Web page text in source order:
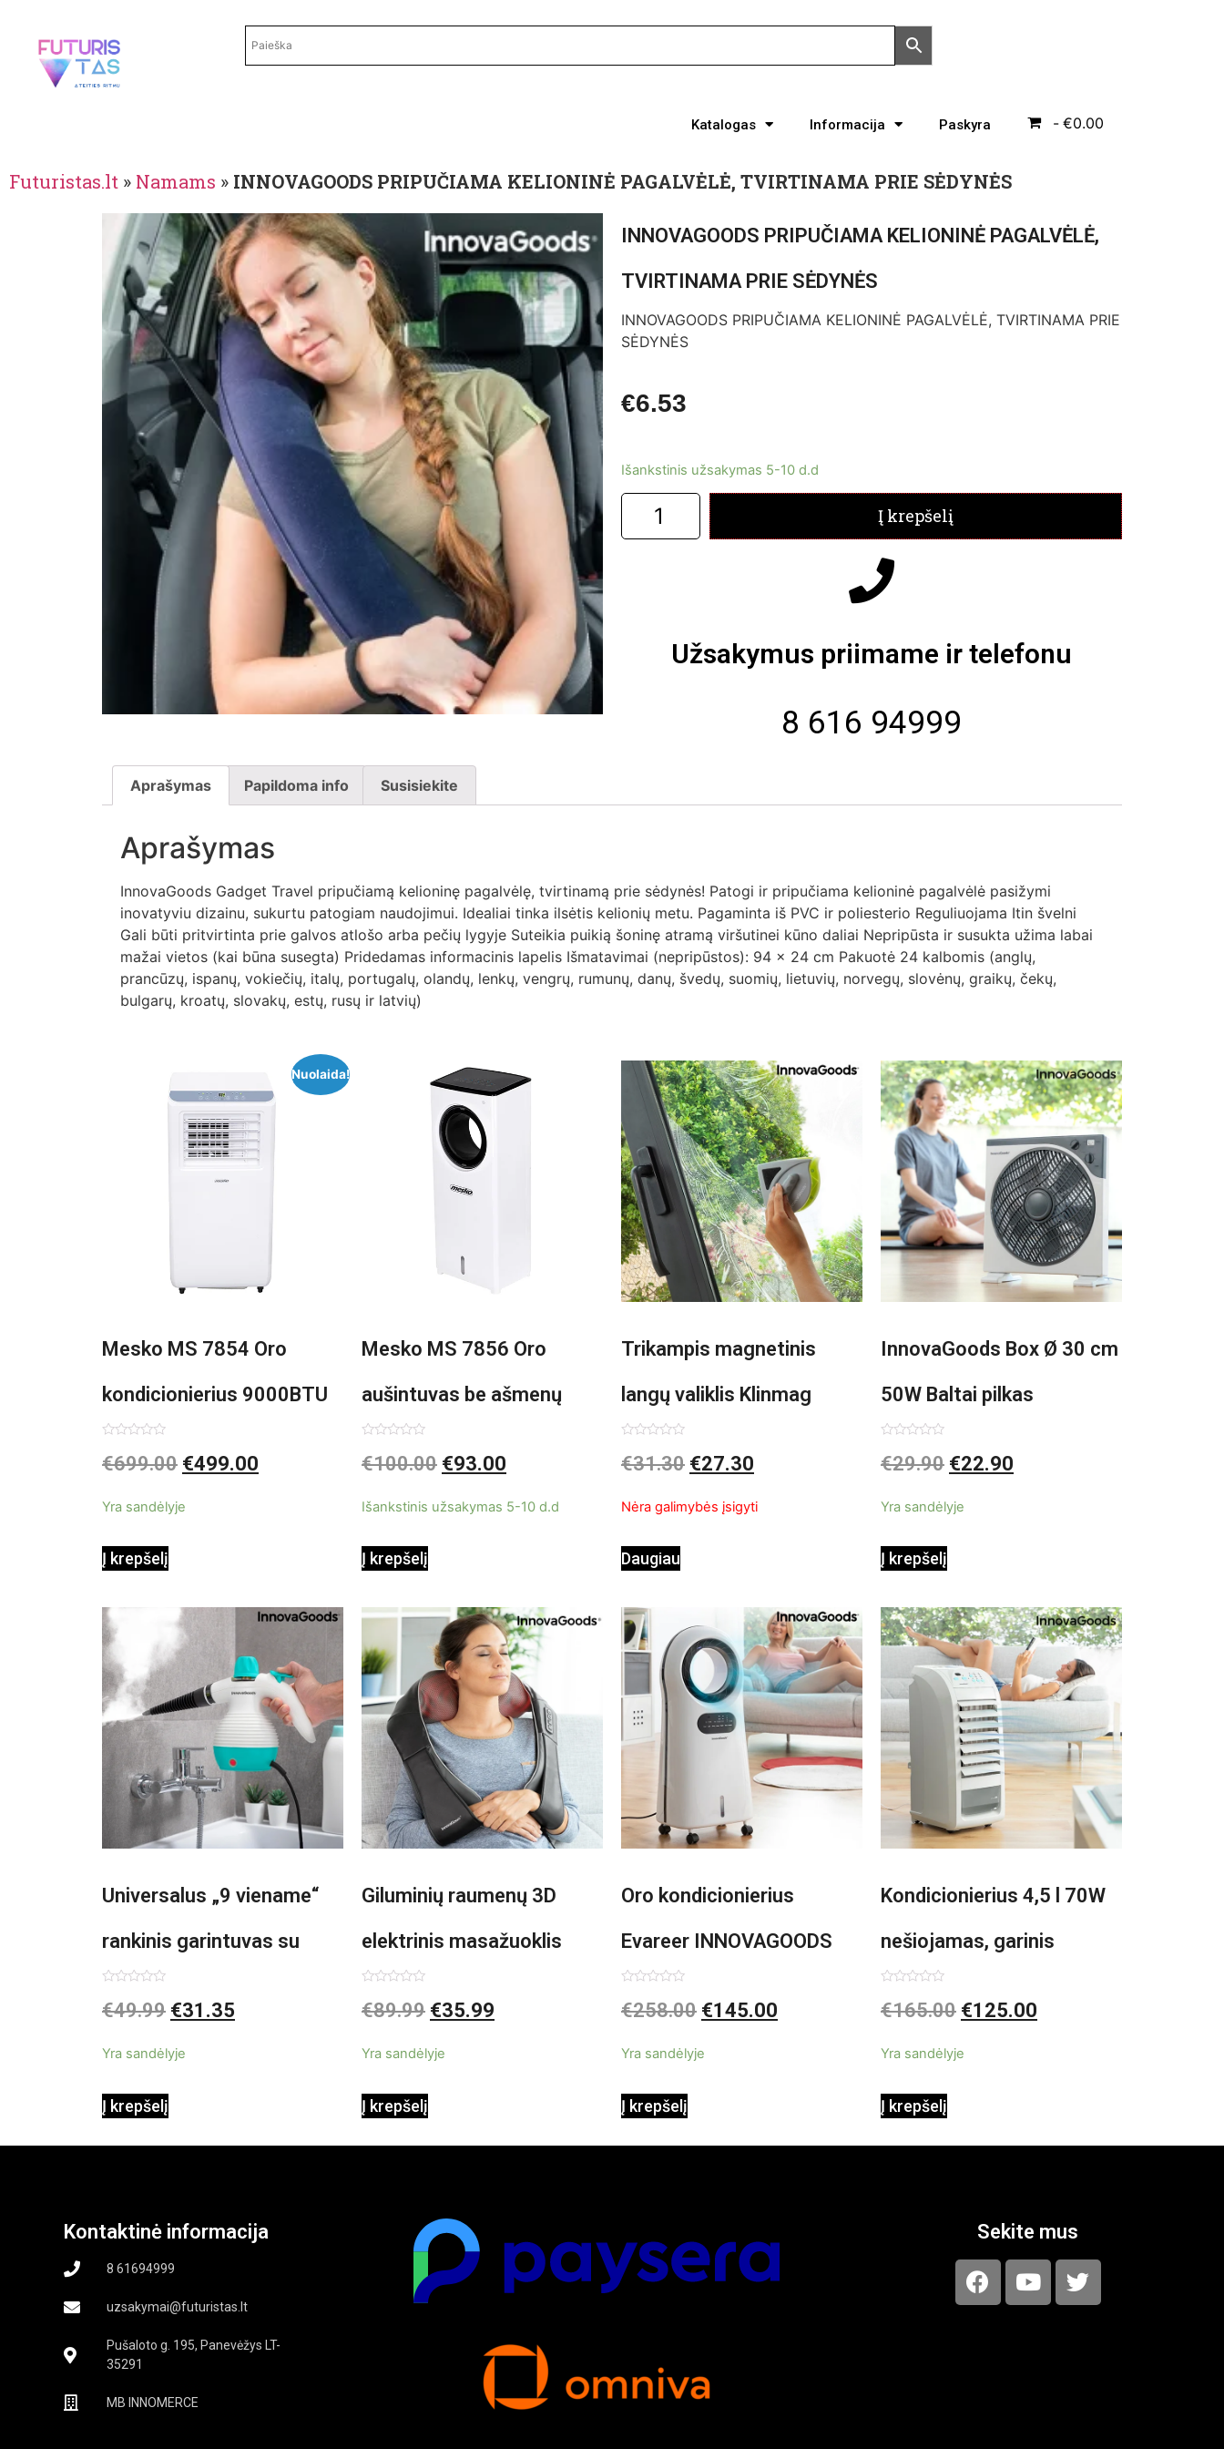
Katalogas Informacija Paskyra €0.00
Futuristas.lt » Namams » INNOVAGOODS PRIPUČIAMA KELIONINĖ PAGALVĖLĖ, TVIRTINAMA PRIE SĖDYNĖS
INNOVAGOODS PRIPUČIAMA KELIONINĖ PAGALVĖLĖ,
TVIRTINAMA PRIE SĖDYNĖS
INNOVAGOODS PRIPUČIAMA KELIONINĖ PAGALVĖLĖ, TVIRTINAMA PRIE
SĖDYNĖS
€6.53
Išankstinis užsakymas 5-10 d.d
Į krepšelį
Užsakymus priimame ir telefonu
8 616 94999
Aprašymas Papildoma info Susisiekite
Aprašymas
InnovaGoods Gadget Travel pripučiamą kelioninę pagalvėlę, tvirtinamą prie sėdynės! Patogi ir pripučiama kelioninė pagalvėlė pasižymi
inovatyviu dizainu, sukurtu patogiam naudojimui. Idealiai tinka ilsėtis kelionių metu. Pagaminta iš PVC ir poliesterio Reguliuojama Itin švelni
Gali būti pritvirtinta prie galvos atlošo arba pečių lygyje Suteikia puikią šoninę atramą viršutinei kūno daliai Nepripūsta ir susukta užima labai
mažai vietos (kai būna susegta) Pridedamas informacinis lapelis Išmatavimai (nepripūstos): 94 x 24 cm Pakuotė 24 kalbomis (anglų,
prancūzų, ispanų, vokiečių, italų, portugalų, olandų, lenkų, vengrų, rumunų, danų, švedų, suomių, lietuvių, norvegų, slovėnų, graikų, čekų,
bulgarų, kroatų, slovakų, estų, rusų ir latvių)
Nuolaida!
Mesko MS 7854 Oro
kondicionierius 9000BTU
0
iš
€699.00 €499.00
Yra sandėlyje
Į krepšelį
Mesko MS 7856 Oro
aušintuvas be ašmenų
3in1
0
iš
€100.00 €93.00
Išankstinis užsakymas 5-10 d.d
Į krepšelį
Trikampis magnetinis
langų valiklis Klinmag
InnovaGoods
0
iš
€31.30 €27.30
Nėra galimybės įsigyti
Daugiau
InnovaGoods Box Ø 30 cm
50W Baltai pilkas
pastatomas ventiliatorius
0
iš
€29.90 €22.90
Yra sandėlyje
Į krepšelį
Universalus „9 viename“
rankinis garintuvas su
priedais Steany
0
iš
€49.99 €31.35
Yra sandėlyje
Į krepšelį
Giluminių raumenų 3D
elektrinis masažuoklis
InnovaGoods Shiatsu
0
iš
€89.99 €35.99
Yra sandėlyje
Į krepšelį
Oro kondicionierius
Evareer INNOVAGOODS
90W mobilus, garinamasis,
0
iš
€258.00 €145.00
Yra sandėlyje
Į krepšelį
Kondicionierius 4,5 l 70W
nešiojamas, garinis
0
iš
€165.00 €125.00
Yra sandėlyje
Į krepšelį
Kontaktinė informacija
8 61694999
uzsakymai@futuristas.lt
Pušaloto g. 195, Panevėžys LT-
35291
MB INNOMERCE
Sekite mus